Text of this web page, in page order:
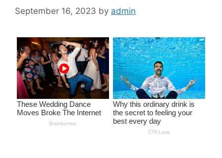
September 16, 2023 by admin